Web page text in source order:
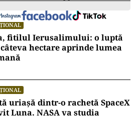
incident în Marea Neagră
săptămână. Navă sub
liberian, lovită în apele
e nevoită să devină „o voce
la Marea Neagră. Pentru asta
cât mai repede de un
și patru corvete moderne